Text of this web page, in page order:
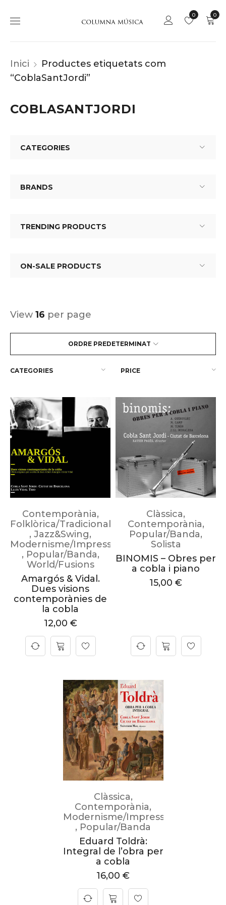
0
0
Inici
Productes etiquetats com
“CoblaSantJordi”
COBLASANTJORDI
CATEGORIES
BRANDS
TRENDING PRODUCTS
ON-SALE PRODUCTS
ORDRE PREDETERMINAT
View 16 per page
CATEGORIES PRICE
Contemporània,
Folklòrica/Tradicional
, Jazz&Swing,
Modernisme/Impressionisme
, Popular/Banda,
World/Fusions
Amargós & Vidal.
Dues visions
contemporànies de
la cobla
12,00 €
Clàssica,
Contemporània,
Popular/Banda,
Solista
BINOMIS – Obres per
a cobla i piano
15,00 €
Clàssica,
Contemporània,
Modernisme/Impressionisme
, Popular/Banda
Eduard Toldrà:
Integral de l’obra per
a cobla
16,00 €